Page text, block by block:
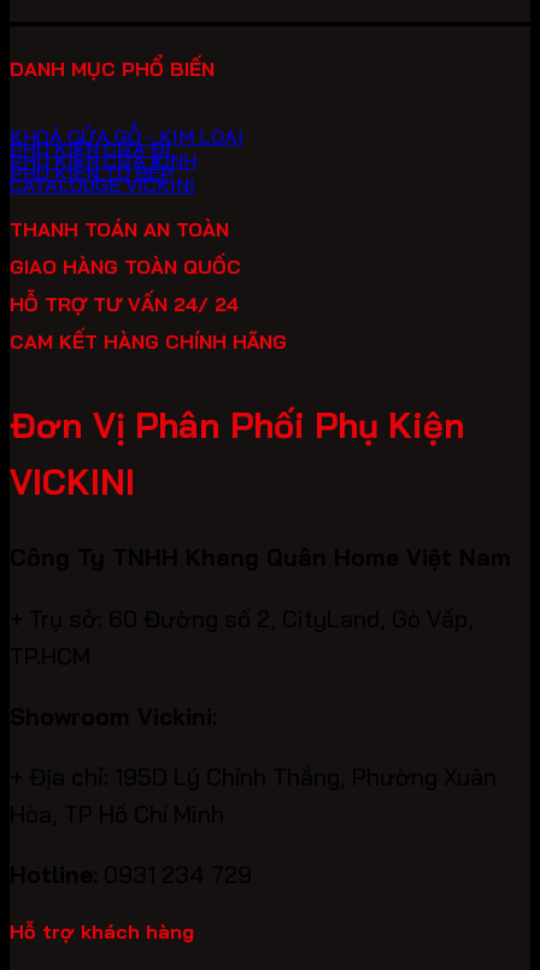
DANH MỤC PHỔ BIẾN
KHOÁ CỬA GỖ - KIM LOẠI
PHỤ KIỆN CỬA ĐI
PHỤ KIỆN CỬA KÍNH
PHỤ KIỆN TỦ BẾP
CATALOUGE VICKINI
THANH TOÁN AN TOÀN
GIAO HÀNG TOÀN QUỐC
HỖ TRỢ TƯ VẤN 24/ 24
CAM KẾT HÀNG CHÍNH HÃNG
Đơn Vị Phân Phối Phụ Kiện
VICKINI
Hỗ trợ khách hàng